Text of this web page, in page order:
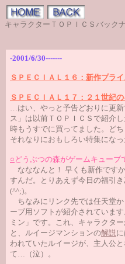
キャラクターＴＯＰＩＣＳバック
-2001/6/30-------
ＳＰＥＣＩＡＬ１６：新作プラ
ＳＰＥＣＩＡＬ１７：２１世紀
…はい、やっと予告どおりに更
ス」は以前ＴＯＰＩＣＳで紹介
時もうすでに買ってました。ど
それなりにおもしろい特集になっ
○ どうぶつの森がゲームキューブ
なななんと！ 早くも新作です
すんだ。とりあえず今日の福引
(^^;)。
ちなみにリンク先では任天堂
ーブ用ソフトが紹介されていま
ミン」です。これ、キャラクタ
と、ルイージマンションの解説
われていたルイージが、主人公
て…（泣）。